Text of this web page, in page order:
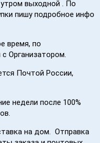
выходной . По
пишу подробное инфо
время, по
Организатором.
Почтой России,
недели после 100%
на дом. Отправка